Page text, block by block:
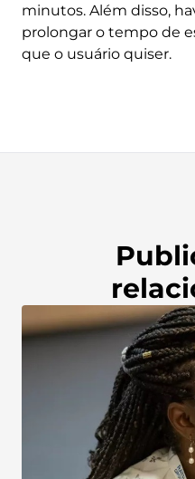
minutos. Além disso,
prolongar o tempo de
que o usuário quiser.